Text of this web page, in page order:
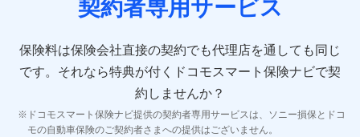
者の氏名、住所、生年月日、性別、保険契約者と被保険
報、建物の構造や築年数などの情報、ペットの種類や年
齢などの情報などが含まれます。
【共同して利用する者の範囲】
当社
契約者専用サービス
保険料は保険会社直接の契約でも代理店を通しても同じ
です。 それなら特典が付くドコモスマート保険ナビで契
約しませんか？
ドコモスマート保険ナビ提供の契約者専用サービスは、ソニー損保とドコ
モの自動車保険のご契約者さまへの提供はございません。